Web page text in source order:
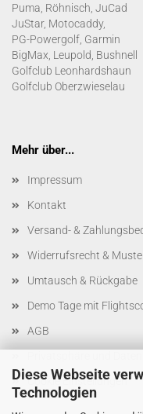
Diese Webseite
Technologien
Puma, Röhnisch, JuCad
JuStar, Motocaddy,
PG-Powergolf, Garmin
BigMax, Leupold, Bushnell
Golfclub Leonhardshaun
Golfclub Oberzwieselau
Mehr über...
Impressum
Kontakt
Versand- &
Widerrufsrecht &
Umtausch & Rückgabe
Demo Tage mit
AGB
Cookie Einstellungen